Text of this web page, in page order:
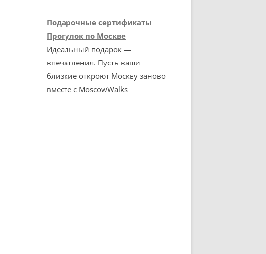
Подарочные сертификаты
Прогулок по Москве
Идеальный подарок —
впечатления. Пусть ваши
близкие откроют Москву заново
вместе с MoscowWalks